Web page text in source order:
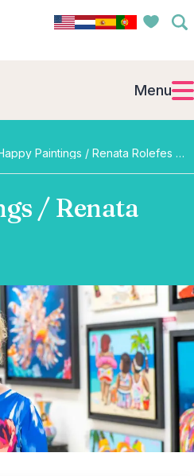
Menu
Happy Paintings / Renata Rolefes Art
/ Renata